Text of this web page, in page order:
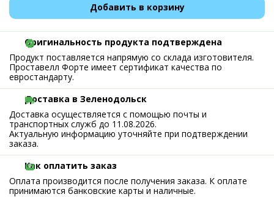
Добавить в корзину
Оригинальность продукта подтверждена
Продукт поставляется напрямую со склада изготовителя.
Проставелл Форте имеет сертификат качества по
евростандарту.
Доставка в Зеленодольск
Доставка осуществляется с помощью почты и
транспортных служб до 11.08.2026.
Актуальную информацию уточняйте при подтверждении
заказа.
Как оплатить заказ
Оплата производится после получения заказа. К оплате
принимаются банковские карты и наличные.